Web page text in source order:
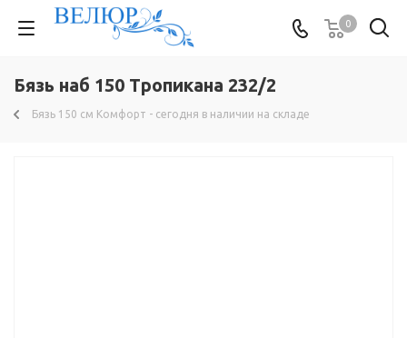
0
Бязь наб 150 Тропикана 232/2
Бязь 150 см Комфорт - сегодня в наличии на складе